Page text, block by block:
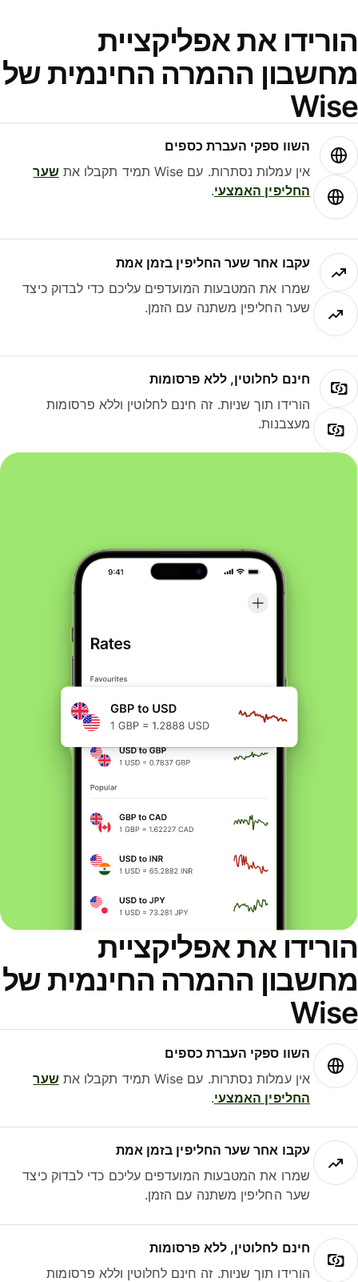
את אפליקציית
ההמרה החינמית של
השוו ספקי העברת כספים
אין עמלות נסתרות. עם Wise תמיד תקבלו את
שער
החליפין האמצעי.
עקבו אחר שער החליפין בזמן אמת
שמרו את המטבעות המועדפים עליכם כדי לבדוק כיצד
שער החליפין משתנה עם הזמן.
חינם לחלוטין, ללא פרסומות
הורידו תוך שניות. זה חינם לחלוטין וללא פרסומות
מעצבנות.
את אפליקציית
ההמרה החינמית של
השוו ספקי העברת כספים
אין עמלות נסתרות. עם Wise תמיד תקבלו את
שער
החליפין האמצעי.
עקבו אחר שער החליפין בזמן אמת
שמרו את המטבעות המועדפים עליכם כדי לבדוק כיצד
שער החליפין משתנה עם הזמן.
חינם לחלוטין, ללא פרסומות
הורידו תוך שניות. זה חינם לחלוטין וללא פרסומות